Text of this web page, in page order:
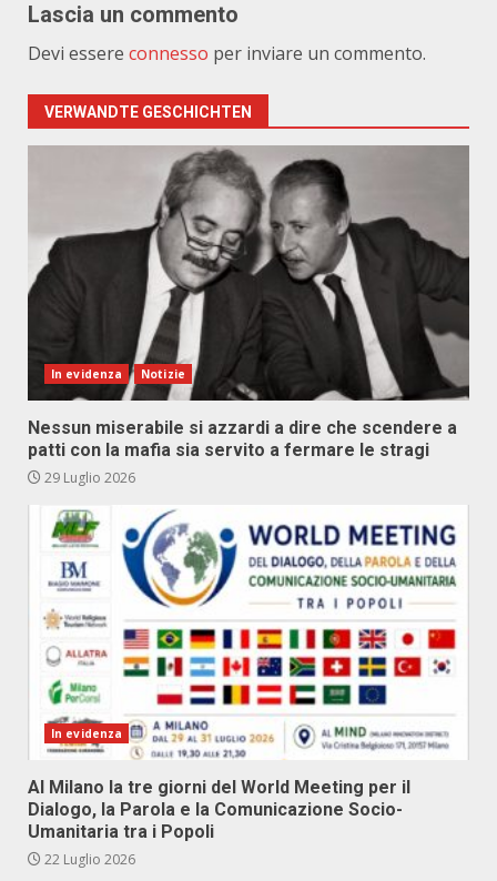
Lascia un commento
Devi essere connesso per inviare un commento.
VERWANDTE GESCHICHTEN
In evidenza Notizie
Nessun miserabile si azzardi a dire che scendere a
patti con la mafia sia servito a fermare le stragi
29 Luglio 2026
In evidenza
Al Milano la tre giorni del World Meeting per il
Dialogo, la Parola e la Comunicazione Socio-
Umanitaria tra i Popoli
22 Luglio 2026